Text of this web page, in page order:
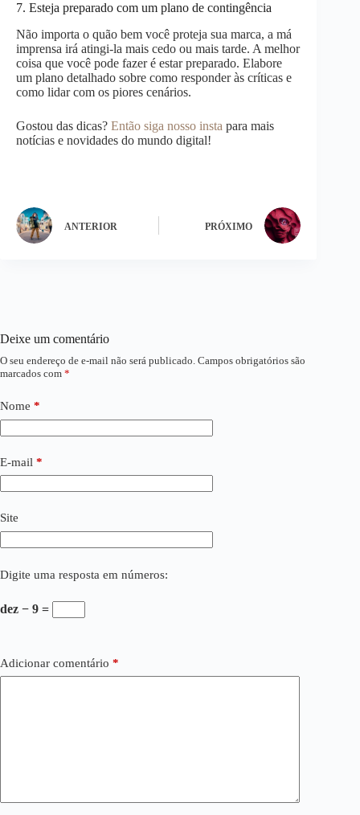
7. Esteja preparado com um plano de contingência
Não importa o quão bem você proteja sua marca, a má
imprensa irá atingi-la mais cedo ou mais tarde. A melhor
coisa que você pode fazer é estar preparado. Elabore
um plano detalhado sobre como responder às críticas e
como lidar com os piores cenários.
Gostou das dicas? Então siga nosso insta para mais
notícias e novidades do mundo digital!
ANTERIOR PRÓXIMO
Deixe um comentário
O seu endereço de e-mail não será publicado. Campos obrigatórios são
marcados com *
Nome *
E-mail *
Site
Digite uma resposta em números:
dez − 9 =
Adicionar comentário *